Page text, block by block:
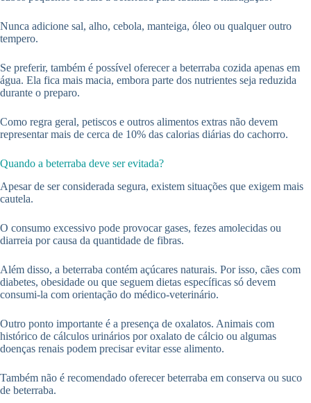
Nunca adicione sal, alho, cebola, manteiga, óleo ou qualquer outro
tempero.
Se preferir, também é possível oferecer a beterraba cozida apenas em
água. Ela fica mais macia, embora parte dos nutrientes seja reduzida
durante o preparo.
Como regra geral, petiscos e outros alimentos extras não devem
representar mais de cerca de 10% das calorias diárias do cachorro.
Quando a beterraba deve ser evitada?
Apesar de ser considerada segura, existem situações que exigem mais
cautela.
O consumo excessivo pode provocar gases, fezes amolecidas ou
diarreia por causa da quantidade de fibras.
Além disso, a beterraba contém açúcares naturais. Por isso, cães com
diabetes, obesidade ou que seguem dietas específicas só devem
consumi-la com orientação do médico-veterinário.
Outro ponto importante é a presença de oxalatos. Animais com
histórico de cálculos urinários por oxalato de cálcio ou algumas
doenças renais podem precisar evitar esse alimento.
Também não é recomendado oferecer beterraba em conserva ou suco
de beterraba.